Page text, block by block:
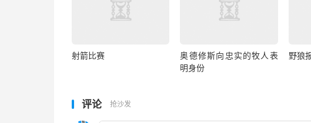
射箭比赛
奥德修斯向忠实的牧人表
明身份
野狼
评论 抢沙发